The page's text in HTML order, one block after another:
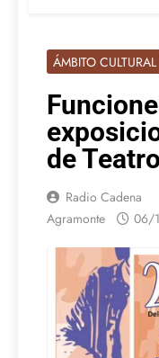
ÁMBITO CULTURAL
de
Radio Cadena
Agramonte
06/